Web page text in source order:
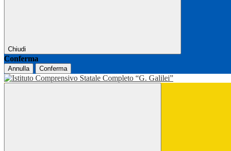
Chiudi
Conferma
Annulla Conferma